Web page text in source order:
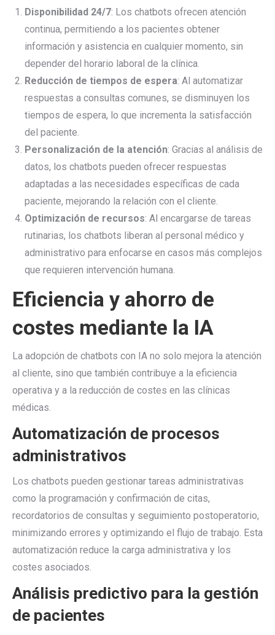
Disponibilidad 24/7: Los chatbots ofrecen atención
continua, permitiendo a los pacientes obtener
información y asistencia en cualquier momento, sin
depender del horario laboral de la clínica.
Reducción de tiempos de espera: Al automatizar
respuestas a consultas comunes, se disminuyen los
tiempos de espera, lo que incrementa la satisfacción
del paciente.
Personalización de la atención: Gracias al análisis de
datos, los chatbots pueden ofrecer respuestas
adaptadas a las necesidades específicas de cada
paciente, mejorando la relación con el cliente.
Optimización de recursos: Al encargarse de tareas
rutinarias, los chatbots liberan al personal médico y
administrativo para enfocarse en casos más complejos
que requieren intervención humana.
Eficiencia y ahorro de
costes mediante la IA
La adopción de chatbots con IA no solo mejora la atención
al cliente, sino que también contribuye a la eficiencia
operativa y a la reducción de costes en las clínicas
médicas.
Automatización de procesos
administrativos
Los chatbots pueden gestionar tareas administrativas
como la programación y confirmación de citas,
recordatorios de consultas y seguimiento postoperatorio,
minimizando errores y optimizando el flujo de trabajo. Esta
automatización reduce la carga administrativa y los
costes asociados.
Análisis predictivo para la gestión
de pacientes